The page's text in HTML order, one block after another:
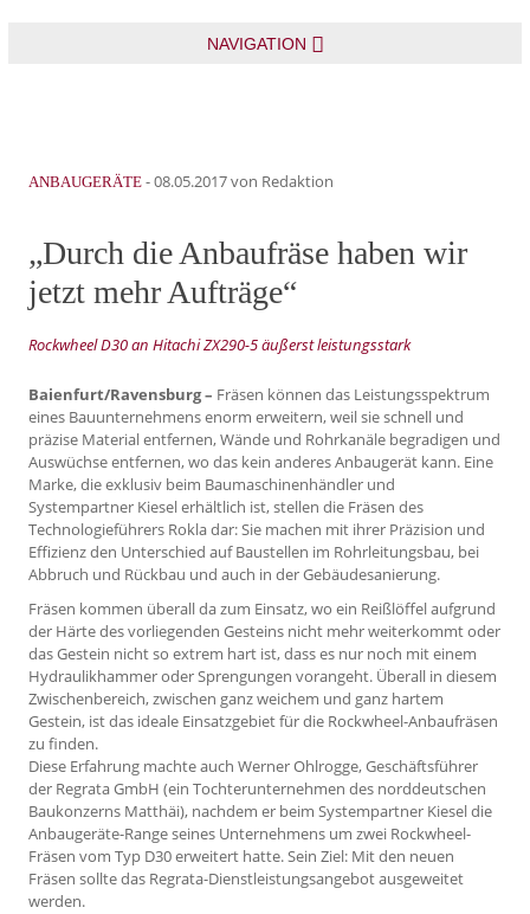
NAVIGATION
ANBAUGERÄTE -08.05.2017von Redaktion
„Durch die Anbaufräse haben wir
jetzt mehr Aufträge“
Rockwheel D30 an Hitachi ZX290-5 äußerst leistungsstark
Baienfurt/Ravensburg – Fräsen können das Leistungsspektrum
eines Bauunternehmens enorm erweitern, weil sie schnell und
präzise Material entfernen, Wände und Rohrkanäle begradigen und
Auswüchse entfernen, wo das kein anderes Anbaugerät kann. Eine
Marke, die exklusiv beim Baumaschinenhändler und
Systempartner Kiesel erhältlich ist, stellen die Fräsen des
Technologieführers Rokla dar: Sie machen mit ihrer Präzision und
Effizienz den Unterschied auf Baustellen im Rohrleitungsbau, bei
Abbruch und Rückbau und auch in der Gebäudesanierung.
Fräsen kommen überall da zum Einsatz, wo ein Reißlöffel aufgrund
der Härte des vorliegenden Gesteins nicht mehr weiterkommt oder
das Gestein nicht so extrem hart ist, dass es nur noch mit einem
Hydraulikhammer oder Sprengungen vorangeht. Überall in diesem
Zwischenbereich, zwischen ganz weichem und ganz hartem
Gestein, ist das ideale Einsatzgebiet für die Rockwheel-Anbaufräsen
zu finden.
Diese Erfahrung machte auch Werner Ohlrogge, Geschäftsführer
der Regrata GmbH (ein Tochterunternehmen des norddeutschen
Baukonzerns Matthäi), nachdem er beim Systempartner Kiesel die
Anbaugeräte-Range seines Unternehmens um zwei Rockwheel-
Fräsen vom Typ D30 erweitert hatte. Sein Ziel: Mit den neuen
Fräsen sollte das Regrata-Dienstleistungsangebot ausgeweitet
werden.